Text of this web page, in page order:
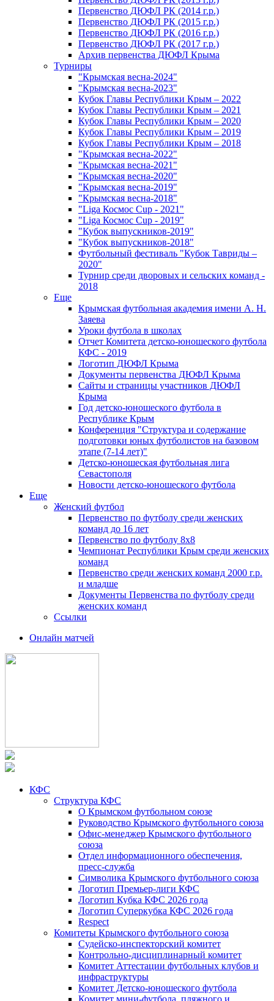
Первенство ДЮФЛ РК (2014 г.р.)
Первенство ДЮФЛ РК (2015 г.р.)
Первенство ДЮФЛ РК (2016 г.р.)
Первенство ДЮФЛ РК (2017 г.р.)
Архив первенства ДЮФЛ Крыма
Турниры
"Крымская весна-2024"
"Крымская весна-2023"
Кубок Главы Республики Крым – 2022
Кубок Главы Республики Крым – 2021
Кубок Главы Республики Крым – 2020
Кубок Главы Республики Крым – 2019
Кубок Главы Республики Крым – 2018
"Крымская весна-2022"
"Крымская весна-2021"
"Крымская весна-2020"
"Крымская весна-2019"
"Крымская весна-2018"
"Liga Космос Cup - 2021"
"Liga Космос Cup - 2019"
"Кубок выпускников-2019"
"Кубок выпускников-2018"
Футбольный фестиваль "Кубок Тавриды –
2020"
Турнир среди дворовых и сельских команд -
2018
Еще
Крымская футбольная академия имени А. Н.
Заяева
Уроки футбола в школах
Отчет Комитета детско-юношеского футбола
КФС - 2019
Логотип ДЮФЛ Крыма
Документы первенства ДЮФЛ Крыма
Сайты и страницы участников ДЮФЛ
Крыма
Год детско-юношеского футбола в
Республике Крым
Конференция "Структура и содержание
подготовки юных футболистов на базовом
этапе (7-14 лет)"
Детско-юношеская футбольная лига
Севастополя
Новости детско-юношеского футбола
Еще
Женский футбол
Первенство по футболу среди женских
команд до 16 лет
Первенство по футболу 8х8
Чемпионат Республики Крым среди женских
команд
Первенство среди женских команд 2000 г.р.
и младше
Документы Первенства по футболу среди
женских команд
Ссылки
Онлайн матчей
КФС
Структура КФС
О Крымском футбольном союзе
Руководство Крымского футбольного союза
Офис-менеджер Крымского футбольного
союза
Отдел информационного обеспечения,
пресс-служба
Символика Крымского футбольного союза
Логотип Премьер-лиги КФС
Логотип Кубка КФС 2026 года
Логотип Суперкубка КФС 2026 года
Respect
Комитеты Крымского футбольного союза
Судейско-инспекторский комитет
Контрольно-дисциплинарный комитет
Комитет Аттестации футбольных клубов и
инфраструктуры
Комитет Детско-юношеского футбола
Комитет мини-футбола, пляжного и